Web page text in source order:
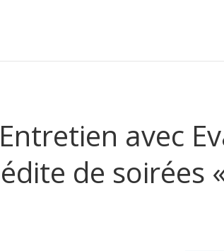
avec
de soirées